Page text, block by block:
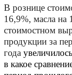
В рознице
16,9%, масла на
стоимостном
продукции за
года
в какое